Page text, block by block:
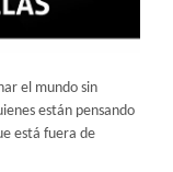
el mundo sin
están pensando
está fuera de